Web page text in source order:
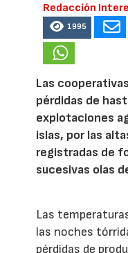
Redacción
1995
Las
pérdidas de
explotaciones
islas, por las
registradas de
sucesivas olas
Las
las noches
pérdidas de